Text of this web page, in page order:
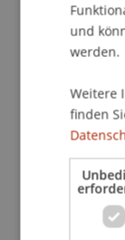
An
selbst
So wird
Während
und
werden.
Weitere
finden